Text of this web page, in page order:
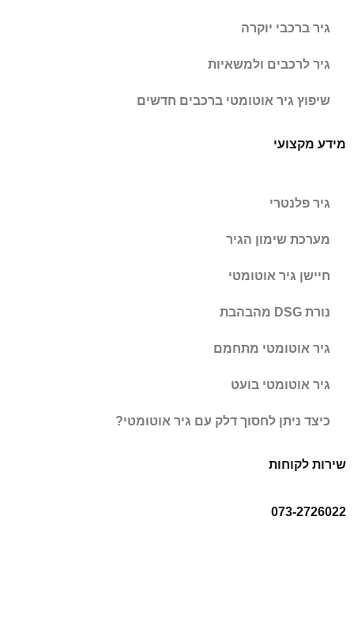
גיר ברכבי יוקרה
גיר לרכבים ולמשאיות
שיפוץ גיר אוטומטי ברכבים חדשים
מידע מקצועי
גיר פלנטרי
מערכת שימון הגיר
חיישן גיר אוטומטי
נורת DSG מהבהבת
גיר אוטומטי מתחמם
גיר אוטומטי בועט
כיצד ניתן לחסוך דלק עם גיר אוטומטי?
שירות לקוחות
073-2726022